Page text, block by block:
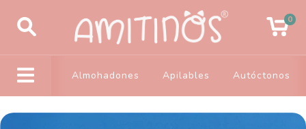
0
Almohadones Apilables Autóctonos